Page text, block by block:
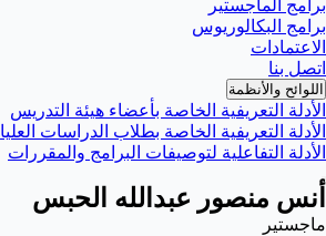
برامج الماجستير
برامج البكالوريوس
الاعتمادات
اتصل بنا
اللوائح والأنظمة
الأدلة التعريفية الخاصة بأعضاء هيئة التدريس
الأدلة التعريفية الخاصة بطلاب الدراسات العليا
الأدلة التفاعلية لتوصيفات البرامج والمقررات
أنس منصور عبدالله الحبس
ماجستير